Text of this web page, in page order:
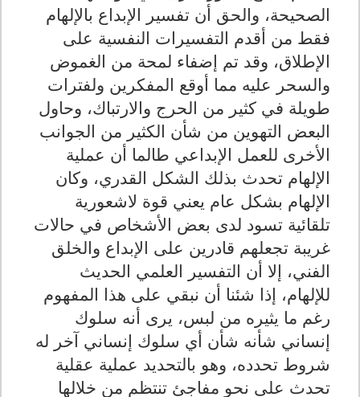
الصحيحة، والحق أن تفسير الإبداع بالإلهام
فقط من أقدم التفسيرات النفسية على
الإطلاق، وقد تم إضفاء لمحة من الغموض
والسحر عليه مما أوقع المفكرين ولفترات
طويلة في كثير من الحرج والارتباك، وحاول
البعض التهوين من شأن الكثير من الجوانب
الأخرى للعمل الإبداعي طالما أن عملية
الإلهام تحدث بذلك الشكل القدري، وكان
الإلهام بشكل عام يعني قوة لاشعورية
تلقائية تسود لدى بعض الأشخاص في حالات
غريبة تجعلهم قادرين على الإبداع والخلق
الفني، إلا أن التفسير العلمي الحديث
للإلهام، إذا شئنا أن نبقي على هذا المفهوم
رغم ما يثيره من لبس، يرى أنه سلوك
إنساني شأنه شأن أي سلوك إنساني آخر له
شروط تحدده، وهو بالتحديد عملية عقلية
تحدث على نحو مفاجئ تنتظم من خلالها